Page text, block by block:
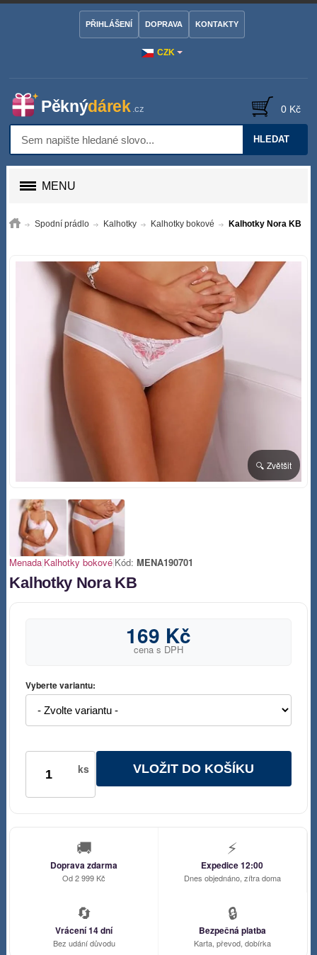
CZK
PŘIHLÁŠENÍ DOPRAVA KONTAKTY
HLEDAT
0 Kč
MENU
Spodní prádlo Kalhotky Kalhotky bokové Kalhotky Nora KB
🔍 Zvětšit
Menada|Kalhotky bokové|Kód:MENA190701
Kalhotky Nora KB
169 Kč
cena s DPH
Vyberte variantu:
ks VLOŽIT DO KOŠÍKU
🚚
Doprava zdarma
Od 2 999 Kč
⚡
Expedice 12:00
Dnes objednáno, zítra doma
🔄
Vrácení 14 dní
Bez udání důvodu
🔒
Bezpečná platba
Karta, převod, dobírka